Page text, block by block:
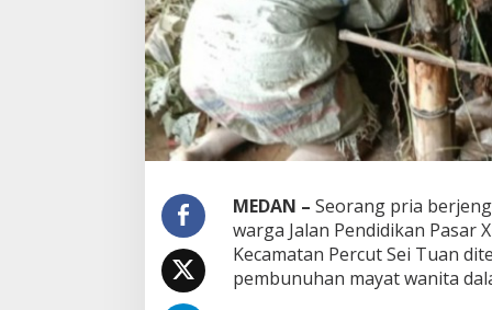
a
y
a
t
W
a
n
i
t
D
a
l
a
m
MEDAN – Seorang pria
warga Jalan Pendidikan Pasar
Kecamatan Percut Sei Tuan
pembunuhan mayat wanita